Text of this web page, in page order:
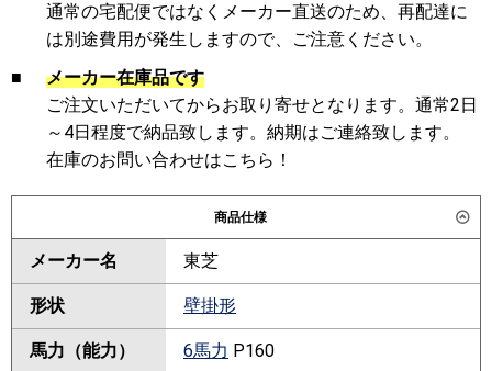
通常の宅配便ではなくメーカー直送のため、再配達に
は別途費用が発生しますので、ご注意ください。
■
メーカー在庫品です
ご注文いただいてからお取り寄せとなります。通常2日
～4日程度で納品致します。納期はご連絡致します。
在庫のお問い合わせはこちら！
商品仕様
メーカー名 東芝
形状 壁掛形
馬力（能力） 6馬力 P160